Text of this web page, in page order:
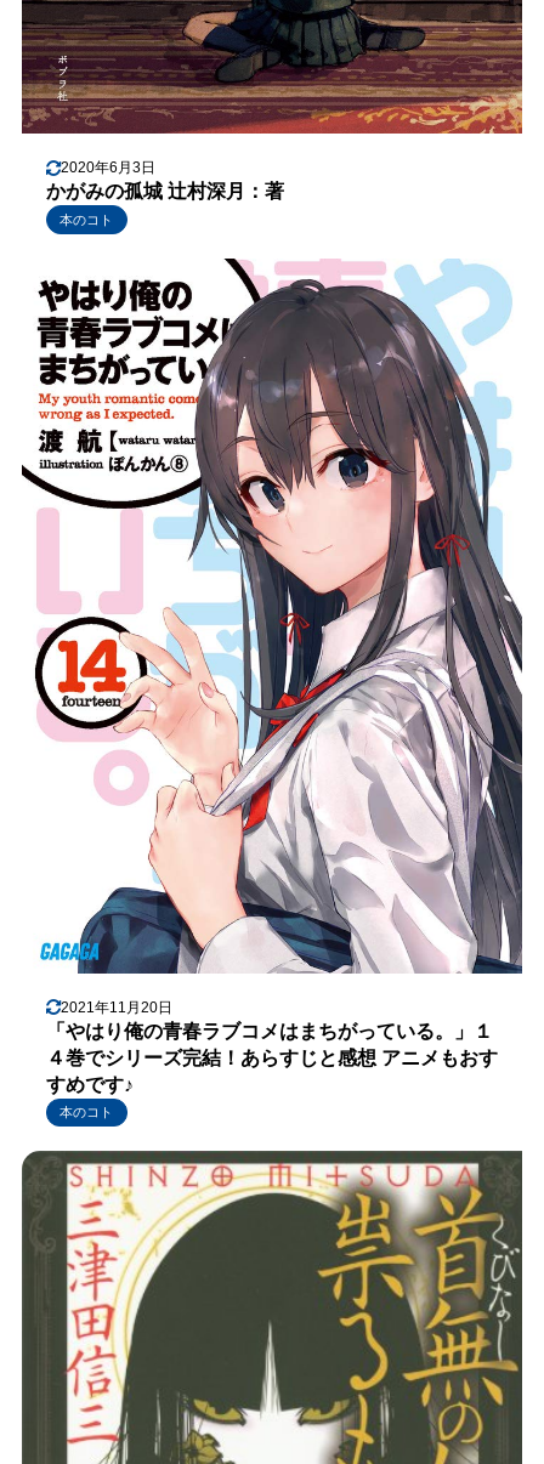
2020年6月3日
かがみの孤城 辻村深月：著
本のコト
2021年11月20日
「やはり俺の青春ラブコメはまちがっている。」１
４巻でシリーズ完結！あらすじと感想 アニメもおす
すめです♪
本のコト